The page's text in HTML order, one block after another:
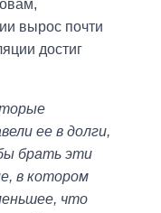
вырос почти
достиг
ее в долги,
брать эти
в котором
что